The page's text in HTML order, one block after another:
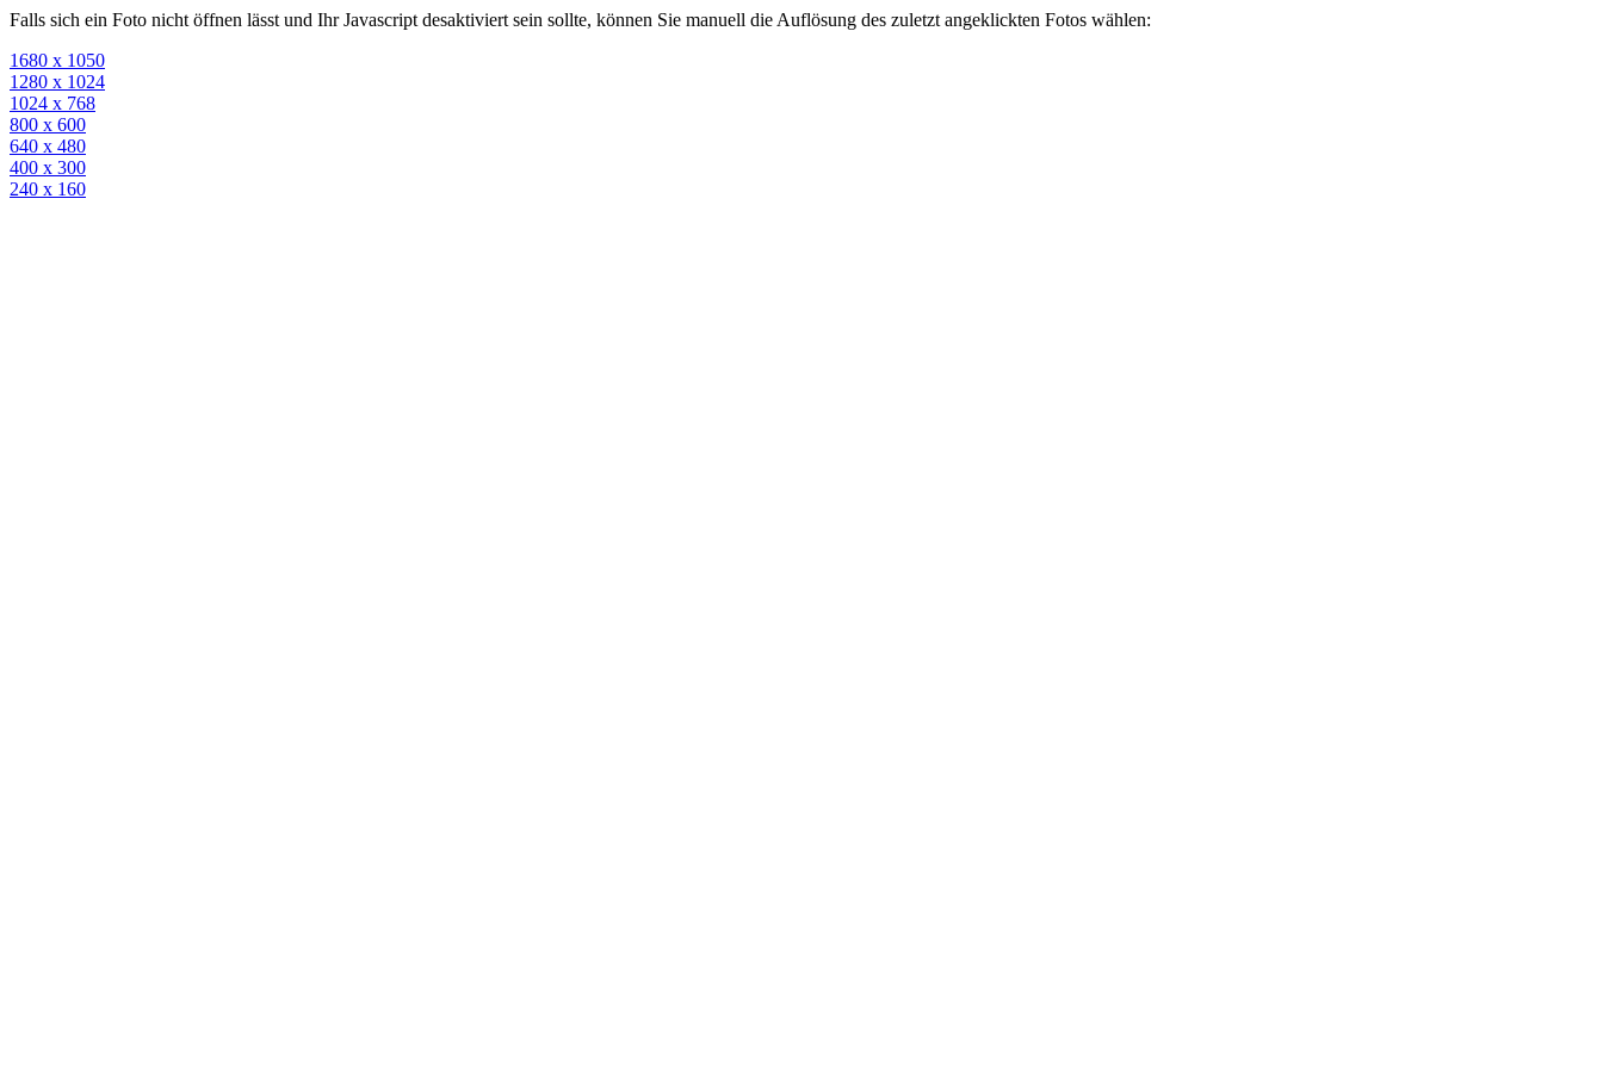
Falls sich ein Foto nicht öffnen lässt und Ihr Javascript desaktiviert sein sollte, können Sie manuell die Auflösung des zuletzt angeklickten Fotos wählen:
1680 x 1050
1280 x 1024
1024 x 768
800 x 600
640 x 480
400 x 300
240 x 160